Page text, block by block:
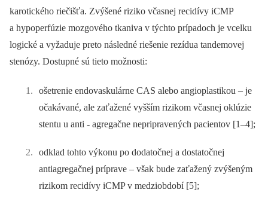
karotického riečišťa. Zvýšené riziko včasnej recidívy iCMP
a hypoperfúzie mozgového tkaniva v týchto prípadoch je vcelku
logické a vyžaduje preto následné riešenie rezídua tandemovej
stenózy. Dostupné sú tieto možnosti:
ošetrenie endovaskulárne CAS alebo angioplastikou –⁠ je
očakávané, ale zaťažené vyšším rizikom včasnej oklúzie
stentu u anti -⁠ ­agregačne nepripravených pacientov [1–4];
odklad tohto výkonu po dodatočnej a dostatočnej
antiagregačnej príprave –⁠ však bude zaťažený zvýšeným
rizikom recidívy iCMP v medziobdobí [5];